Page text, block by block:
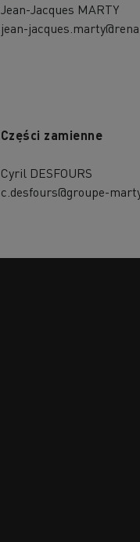
Jean-Jacques MARTY
jean-
Części zamienne
Cyril DESFOURS
c.desfours@groupe-